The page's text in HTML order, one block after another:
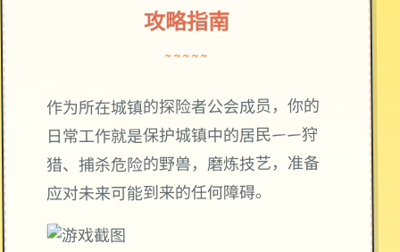
攻略指南
~~~~~
作为所在城镇的探险者公会成员，你的
日常工作就是保护城镇中的居民——狩
猎、捕杀危险的野兽，磨炼技艺，准备
应对未来可能到来的任何障碍。